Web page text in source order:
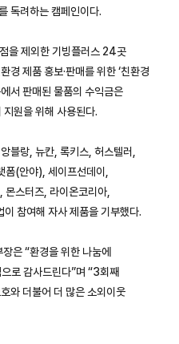
독려하는 캠페인이다.
을 제외한 기빙플러스 24곳
경 제품 홍보·판매를 위한 ‘친환경
서 판매된 물품의 수익금은
원을 위해 사용된다.
블랑, 뉴칸, 록키스, 허스텔러,
(안야), 세이프선데이,
스터즈, 라이온코리아,
참여해 자사 제품을 기부했다.
은 “환경을 위한 나눔에
로 감사드린다”며 “3회째
와 더불어 더 많은 소외이웃